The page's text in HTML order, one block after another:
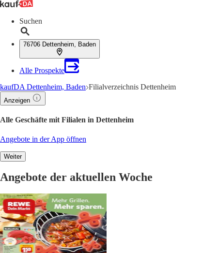
Suchen
76706 Dettenheim, Baden
Alle Prospekte
kaufDA Dettenheim, Baden Filialverzeichnis Dettenheim
Anzeigen
Alle Geschäfte mit Filialen in Dettenheim
Angebote in der App öffnen
Weiter
Angebote der aktuellen Woche